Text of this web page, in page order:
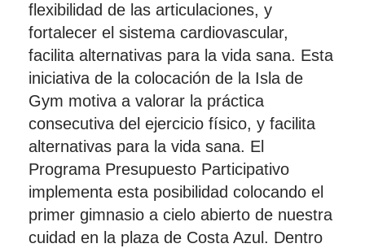
flexibilidad de las articulaciones, y
fortalecer el sistema cardiovascular,
facilita alternativas para la vida sana. Esta
iniciativa de la colocación de la Isla de
Gym motiva a valorar la práctica
consecutiva del ejercicio físico, y facilita
alternativas para la vida sana. El
Programa Presupuesto Participativo
implementa esta posibilidad colocando el
primer gimnasio a cielo abierto de nuestra
cuidad en la plaza de Costa Azul. Dentro